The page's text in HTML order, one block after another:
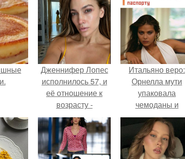
Дженнифер Лопес
исполнилось 57, и
её отношение к
возрасту -
настоящий
манифест
уверенности: "не
говорите, что я
Итальяно веро:
Орнелла мути
упаковала
чемоданы и
готовится
обзавестись
красным
паспортом.